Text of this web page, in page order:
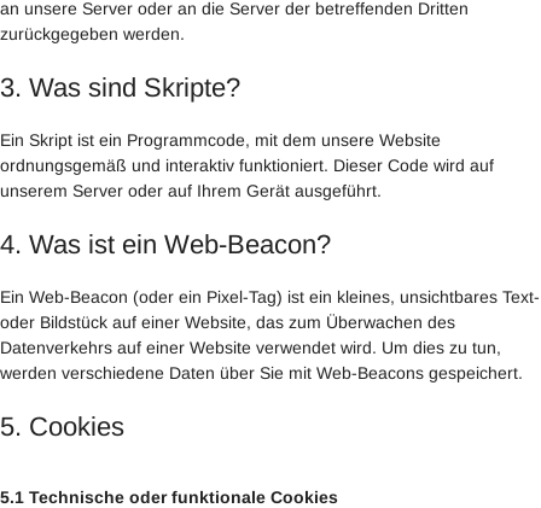
an unsere Server oder an die Server der betreffenden Dritten
zurückgegeben werden.
3. Was sind Skripte?
Ein Skript ist ein Programmcode, mit dem unsere Website
ordnungsgemäß und interaktiv funktioniert. Dieser Code wird auf
unserem Server oder auf Ihrem Gerät ausgeführt.
4. Was ist ein Web-Beacon?
Ein Web-Beacon (oder ein Pixel-Tag) ist ein kleines, unsichtbares Text-
oder Bildstück auf einer Website, das zum Überwachen des
Datenverkehrs auf einer Website verwendet wird. Um dies zu tun,
werden verschiedene Daten über Sie mit Web-Beacons gespeichert.
5. Cookies
5.1 Technische oder funktionale Cookies